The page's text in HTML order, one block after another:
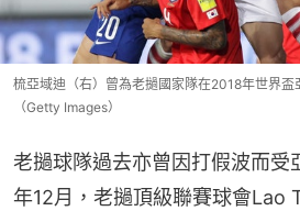
梳亞域迪（右）曾為老撾國家隊在2018年世界盃
（Getty Images）
老撾球隊過去亦曾因打假波而受
年12月，老撾頂級聯賽球會Lao